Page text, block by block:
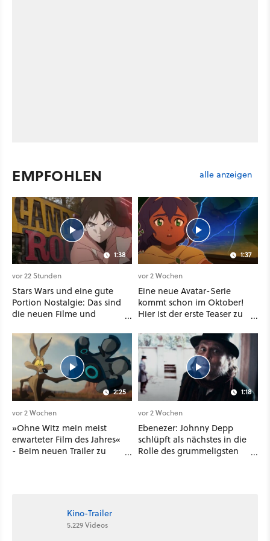
EMPFOHLEN alle anzeigen
1:38
vor 22 Stunden
Stars Wars und eine gute
Portion Nostalgie: Das sind
die neuen Filme und
Disney Plus
1:37
vor 2 Wochen
Eine neue Avatar-Serie
kommt schon im Oktober!
Hier ist der erste Teaser zu
Paramount Plus
2:25
vor 2 Wochen
»Ohne Witz mein meist
erwarteter Film des Jahres«
- Beim neuen Trailer zu
1:18
vor 2 Wochen
Ebenezer: Johnny Depp
schlüpft als nächstes in die
Rolle des grummeligsten
Kino-Trailer
5.229 Videos